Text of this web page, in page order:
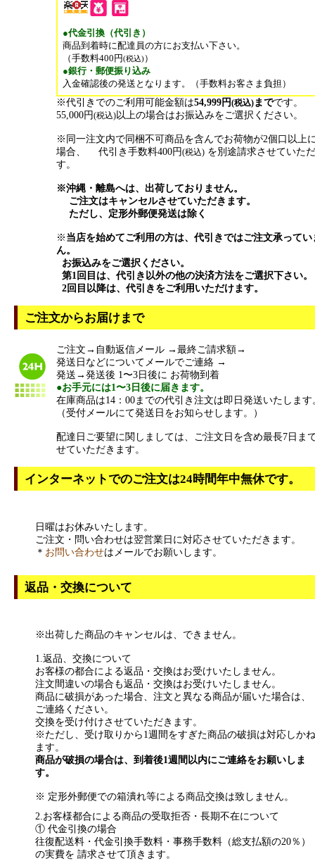
●代金引換（代引き）
商品到着時に配達員の方にお支払い下さい。
（手数料400円(税込)）
●銀行・郵便振り込み
入金確認後の発送となります。（手数料お客さま負担）
※代引きでのご利用可能金額は54,999円(税込) までです。
55,000円(税込)以上の場合はお振込みをご選択ください。
※同一注文内で同梱不可商品を含んでお荷物が2個口以上
場合、 代引き手数料400円(税込) を別途請求させていた
す。
※沖縄・離島へは、出荷しておりません。
ご注文はキャンセルさせていただきます。
ただし、定形外郵便発送は除く
※ 当店を始めてご利用の方は、代引きではご注文承ってい
ん。
お振込みをご選択ください。
第1回目は、代引き以外の他の決済方法をご選択下さい。
2回目以降は、代引きをご利用いただけます。
ご注文からお届けまで
ご注文→自動返信メール →最終ご請求額→
発送日などについてメールでご連絡 →
発送→発送後 1〜3日後に お荷物到着
●お手元には1〜3日後に届きます。
在庫商品は14：00までの代引き注文は即日発送いたします
（受付メールにて発送日をお知らせします。）
配達日ご要望に関しましては、ご注文日を含め最長7日ま
せていただきます。
インターネットでのご注文は24時間年中無休です。
日曜はお休みいたします。
ご注文・問い合わせは翌営業日に対応させていただきます。
＊ お問い合わせはメールでお願いします。
返品・交換について
※出荷した商品のキャンセルは、できません。
1.返品、交換について
お客様の都合による返品・交換はお受けいたしません。
注文間違いの場合も返品・交換はお受けいたしません。
商品に破損があった場合、注文と異なる商品が届いた場合は、
ご連絡ください。
交換を受け付けさせていただきます。
※ただし、受け取りから1週間をすぎた商品の破損は対応しかね
ます。
商品が破損の場合は、到着後1週間以内にご連絡をお願いしま
す。
※ 定形外郵便での箱潰れ等による商品交換は致しません。
2.お客様都合による商品の受取拒否・長期不在について
① 代金引換の場合
往復配送料・代金引換手数料・事務手数料（総支払額の20％）
の実費を 請求させて頂きます。